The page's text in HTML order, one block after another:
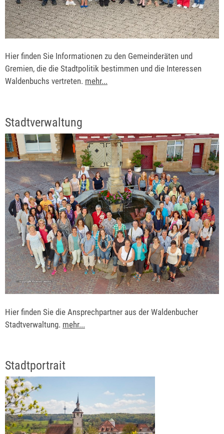
Hier finden Sie Informationen zu den Gemeinderäten und
Gremien, die die Stadtpolitik bestimmen und die Interessen
Waldenbuchs vertreten. mehr...
Stadtverwaltung
Hier finden Sie die Ansprechpartner aus der Waldenbucher
Stadtverwaltung. mehr...
Stadtportrait